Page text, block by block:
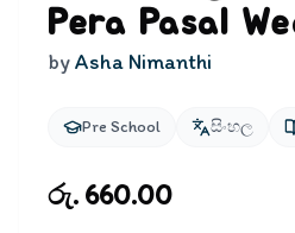
Pera Pasal
byAsha Nimanthi
Pre School සිංහල
රු. 660.00